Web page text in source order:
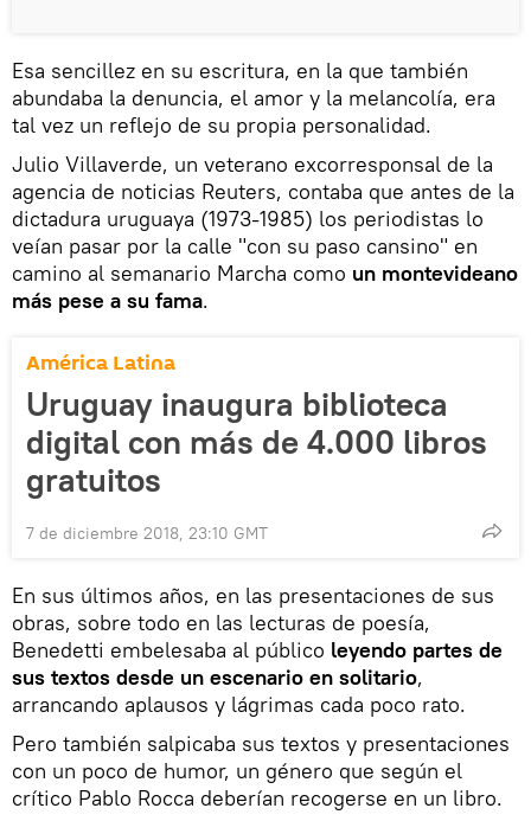
Esa sencillez en su escritura, en la que también
abundaba la denuncia, el amor y la melancolía, era
tal vez un reflejo de su propia personalidad.
Julio Villaverde, un veterano excorresponsal de la
agencia de noticias Reuters, contaba que antes de la
dictadura uruguaya (1973-1985) los periodistas lo
veían pasar por la calle "con su paso cansino" en
camino al semanario Marcha como un montevideano
más pese a su fama.
América Latina
Uruguay inaugura biblioteca
digital con más de 4.000 libros
gratuitos
7 de diciembre 2018, 23:10 GMT
En sus últimos años, en las presentaciones de sus
obras, sobre todo en las lecturas de poesía,
Benedetti embelesaba al público leyendo partes de
sus textos desde un escenario en solitario,
arrancando aplausos y lágrimas cada poco rato.
Pero también salpicaba sus textos y presentaciones
con un poco de humor, un género que según el
crítico Pablo Rocca deberían recogerse en un libro.